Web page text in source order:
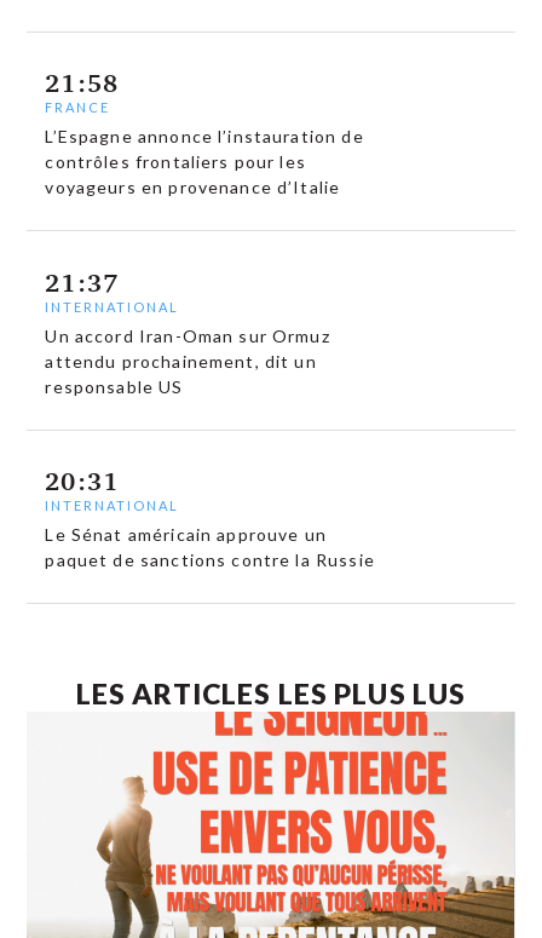
21:58
FRANCE
L’Espagne annonce l’instauration de
contrôles frontaliers pour les
voyageurs en provenance d’Italie
21:37
INTERNATIONAL
Un accord Iran-Oman sur Ormuz
attendu prochainement, dit un
responsable US
20:31
INTERNATIONAL
Le Sénat américain approuve un
paquet de sanctions contre la Russie
LES ARTICLES LES PLUS LUS